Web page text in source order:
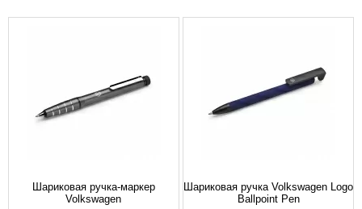
Шариковая ручка-маркер
Volkswagen
Шариковая ручка Volkswagen Logo
Ballpoint Pen